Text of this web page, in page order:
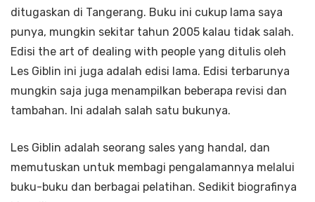
ditugaskan di Tangerang. Buku ini cukup lama saya
punya, mungkin sekitar tahun 2005 kalau tidak salah.
Edisi the art of dealing with people yang ditulis oleh
Les Giblin ini juga adalah edisi lama. Edisi terbarunya
mungkin saja juga menampilkan beberapa revisi dan
tambahan. Ini adalah salah satu bukunya.
Les Giblin adalah seorang sales yang handal, dan
memutuskan untuk membagi pengalamannya melalui
buku-buku dan berbagai pelatihan. Sedikit biografinya